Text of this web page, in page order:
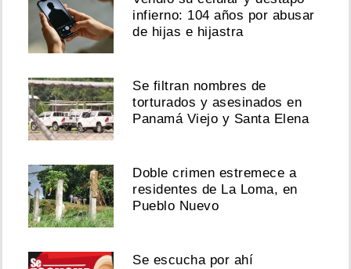
infierno: 104 años por abusar
de hijas e hijastra
Se filtran nombres de
torturados y asesinados en
Panamá Viejo y Santa Elena
Doble crimen estremece a
residentes de La Loma, en
Pueblo Nuevo
Se escucha por ahí